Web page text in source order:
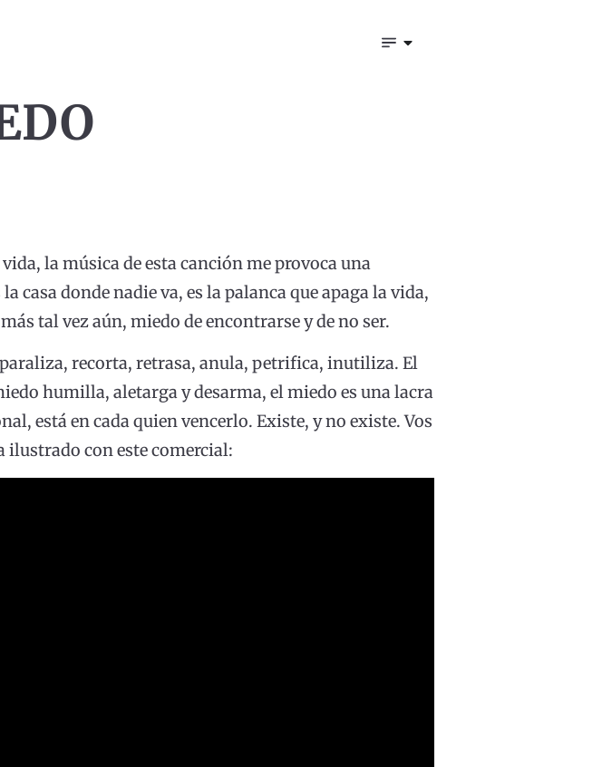
la música de esta canción me provoca una
casa donde nadie va, es la palanca que apaga la vida,
tal vez aún, miedo de encontrarse y de no ser.
recorta, retrasa, anula, petrifica, inutiliza. El
humilla, aletarga y desarma, el miedo es una lacra
está en cada quien vencerlo. Existe, y no existe. Vos
ilustrado con este comercial: